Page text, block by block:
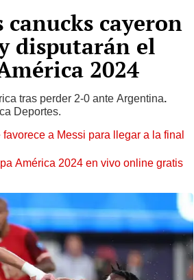
canucks cayeron
disputarán el
2024
tras perder 2-0 ante Argentina.
Deportes.
a Messi para llegar a la final
América 2024 en vivo online gratis